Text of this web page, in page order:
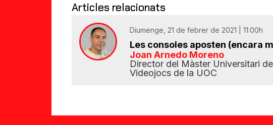
Articles relacionats
Diumenge, 21 de febrer de 2021 | 11:00h
Les consoles aposten (encara
Joan Arnedo Moreno
Director del Màster Universitari
Videojocs de la UOC